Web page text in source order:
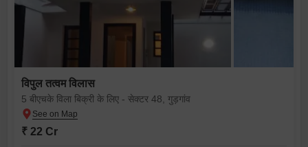
विपुल तत्वम विलास
5 बीएचके विला बिक्री के लिए - सेक्टर 48, गुड़गांव
₹ 22 Cr